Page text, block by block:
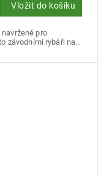
Vložit do košíku
pro
závodními rybáři na...